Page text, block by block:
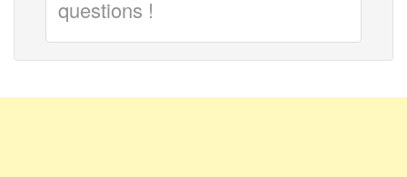
questions !